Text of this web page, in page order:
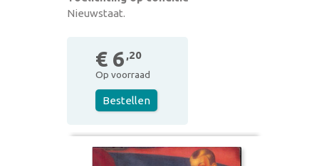
Nieuwstaat.
€ 6 ,20
Op voorraad
Bestellen